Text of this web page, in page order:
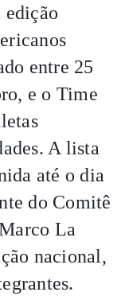
edição
entre 25
e o Time
A lista
até o dia
do Comitê
La
nacional,